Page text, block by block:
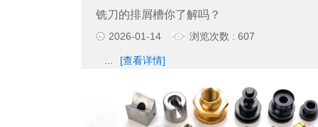
铣刀的排屑槽你了解吗？
2026-01-14 浏览次数 : 607
... [查看详情]